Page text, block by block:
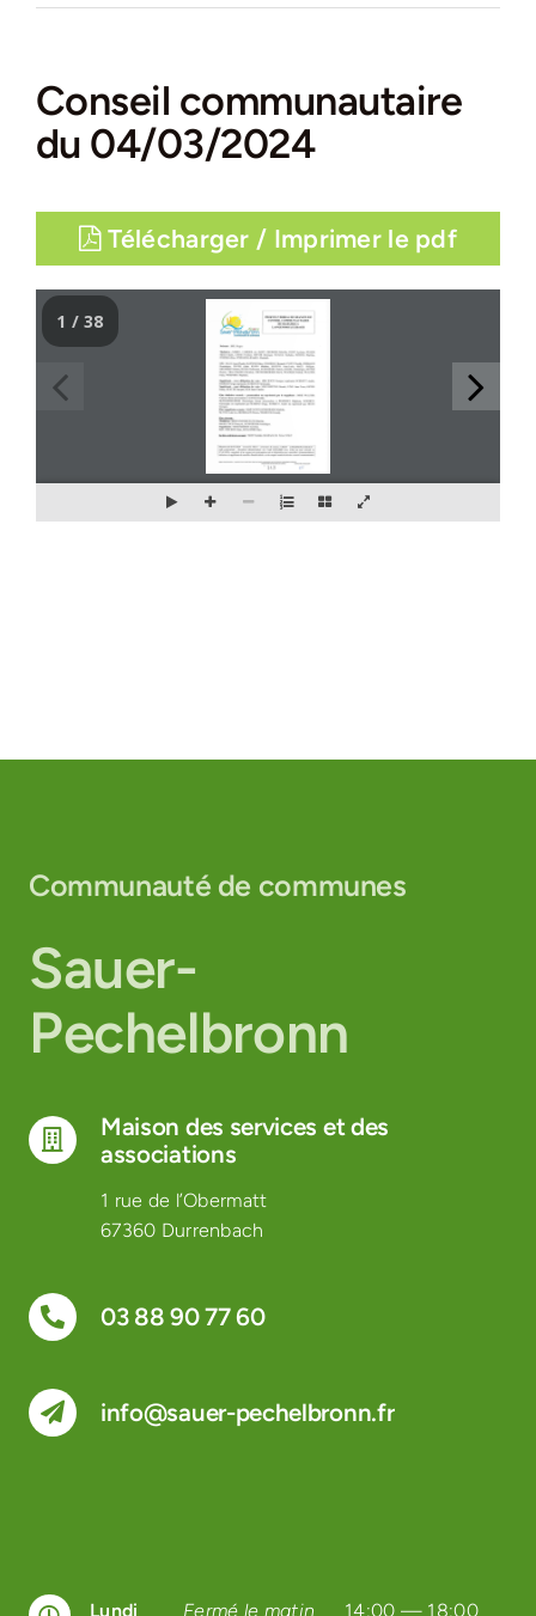
Conseil communautaire
du 04/03/2024
Télécharger / Imprimer le pdf
1 / 38
Communauté de communes
Sauer-
Pechelbronn
Maison des services et des
associations
1 rue de l’Obermatt
67360 Durrenbach
03 88 90 77 60
info@sauer-pechelbronn.fr
Lundi Fermé le matin
14:00 — 18:00